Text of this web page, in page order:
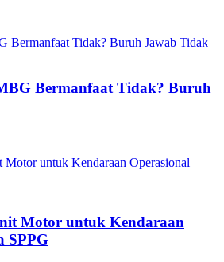
Bermanfaat Tidak? Buruh
Motor untuk Kendaraan
SPPG